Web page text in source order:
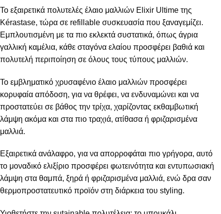
To εξαιρετικά πολυτελές έλαιο μαλλιών Elixir Ultime της
Kérastase, τώρα σε refillable συσκευασία που ξαναγεμίζει.
Εμπλουτισμένη με τα πιο εκλεκτά συστατικά, όπως άγρια
γαλλική καμέλια, κάθε σταγόνα ελαίου προσφέρει βαθιά και
πολυτελή περιποίηση σε όλους τους τύπους μαλλιών.
Το εμβληματικό χρυσαφένιο έλαιο μαλλιών προσφέρει
κορυφαία απόδοση, για να θρέφει, να ενδυναμώνει και να
προστατεύει σε βάθος την τρίχα, χαρίζοντας εκθαμβωτική
λάμψη ακόμα και στα πιο τραχιά, ατίθασα ή φριζαρισμένα
μαλλιά.
Εξαιρετικά ανάλαφρο, για να απορροφάται πιο γρήγορα, αυτό
το μοναδικό ελιξίριο προσφέρει φωτεινότητα και εντυπωσιακή
λάμψη στα θαμπά, ξηρά ή φριζαρισμένα μαλλιά, ενώ δρα σαν
θερμοπροστατευτικό προϊόν στη διάρκεια του styling.